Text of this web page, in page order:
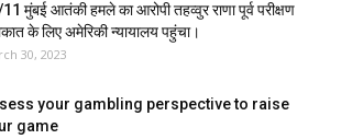
मुंबई आतंकी हमले का आरोपी तहव्वुर राणा पूर्व परीक्षण
के लिए अमेरिकी न्यायालय पहुंचा।
30, 2023
your gambling perspective to raise
game